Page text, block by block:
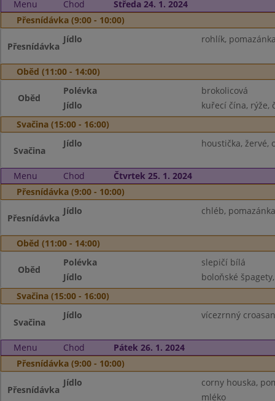
Menu Chod
Středa 24. 1. 2024
Přesnídávka (9:00 - 10:00)
Přesnídávka
Jídlo rohlík,
Oběd (11:00 - 14:00)
Oběd
Polévka
brokolicová
Jídlo
kuřecí čína, rýže,
Svačina (15:00 - 16:00)
Svačina
Jídlo houstička, žervé,
Menu Chod
Čtvrtek 25. 1. 2024
Přesnídávka (9:00 - 10:00)
Přesnídávka
Jídlo chléb,
Oběd (11:00 - 14:00)
Oběd
Polévka
slepičí bílá
Jídlo
boloňské
Svačina (15:00 - 16:00)
Svačina
Jídlo vícezrnný
Menu Chod
Pátek 26. 1. 2024
Přesnídávka (9:00 - 10:00)
Přesnídávka
Jídlo
corny houska,
mléko